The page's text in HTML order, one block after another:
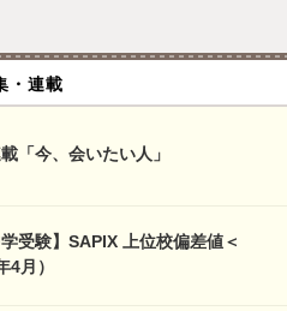
・連載
「今、会いたい人」
受験】SAPIX 上位校偏差値＜
月）